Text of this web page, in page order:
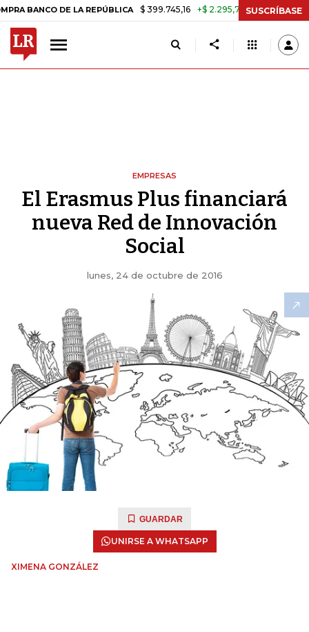
DE LA REPÚBLICA $ 399.745,16 +$ 2.295,71 +0,58% TASA DE
SUSCRÍBASE
EMPRESAS
El Erasmus Plus financiará
nueva Red de Innovación
Social
lunes, 24 de octubre de 2016
GUARDAR
UNIRSE A WHATSAPP
XIMENA GONZÁLEZ